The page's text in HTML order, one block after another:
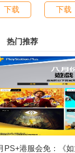
下载 下载
热门推荐